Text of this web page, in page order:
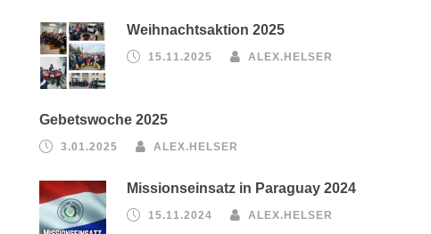
Weihnachtsaktion 2025
15.11.2025 ALEX.HELSER
Gebetswoche 2025
3.01.2025 ALEX.HELSER
Missionseinsatz in Paraguay 2024
15.11.2024 ALEX.HELSER